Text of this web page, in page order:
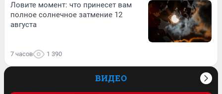
Ловите момент: что принесет вам
полное солнечное затмение 12
августа
7 часов 1 390
ВИДЕО